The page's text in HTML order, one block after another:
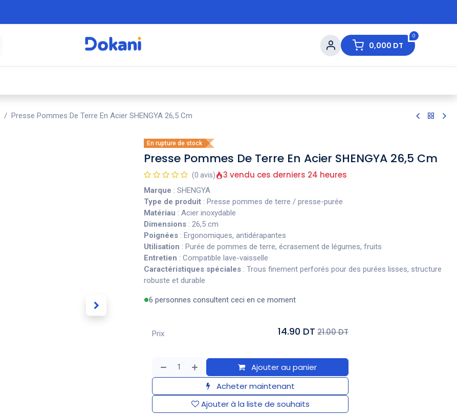
0
0,000 DT
Presse Pommes De Terre En Acier SHENGYA 26,5 Cm
En rupture de stock
Presse Pommes De Terre En Acier SHENGYA 26,5 Cm
(0 avis) 3 vendu ces derniers 24 heures
Marque : SHENGYA
Type de produit : Presse pommes de terre / presse-purée
Matériau : Acier inoxydable
Dimensions : 26,5 cm
Poignées : Ergonomiques, antidérapantes
Utilisation : Purée de pommes de terre, écrasement de légumes, fruits
Entretien : Compatible lave-vaisselle
Caractéristiques spéciales : Trous finement perforés pour des purées lisses, structure
robuste et durable
6 personnes consultent ceci en ce moment
Ajouter au panier
Acheter maintenant
Ajouter à la liste de souhaits
Prix 14.90 DT 21.00 DT